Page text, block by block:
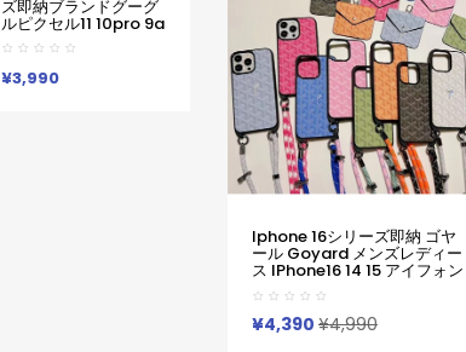
Ultraケース ルイヴィト
ン Lv ブランド レディー
ス男性女性 Google
ズ即納ブランドグーグ
ルピクセル11 10pro 9a
8 Pro 7a 9proXL 手帳
型GalaxyS25 S26 S24
A55 A54 A53 アイフォ
ン16 15 18 17ケースルイ
¥3,990
Iphone 16シリーズ即納 ゴヤ
ール Goyard メンズレディー
ス IPhone16 14 15 アイフォン
15 16 Pro Maxケース ゴヤー
ル Goyard IPhone 16 14 Pro
IPhone16 15 IPhone SE 第3
世代 IPhone8 IPhone7 スマ
¥4,390 ¥4,990